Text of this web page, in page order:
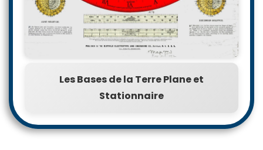
Les Bases de la Terre Plane et